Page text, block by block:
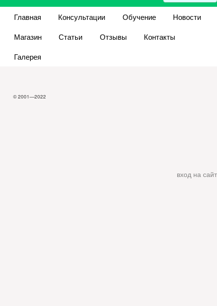
Главная Консультации Обучение
Новости
Магазин
Статьи Отзывы
Контакты
Галерея
© 2001—2022
вход на сайт